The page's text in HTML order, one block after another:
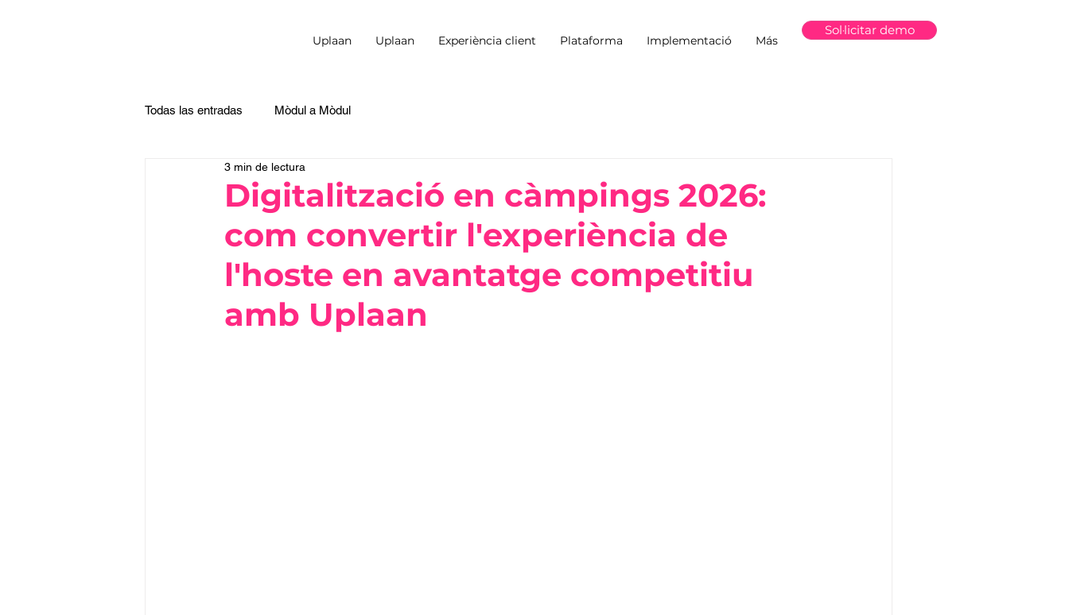
Uplaan Uplaan Experiència client Plataforma Implementació Más
Sol·licitar demo
Todas las entradas Mòdul a Mòdul
Digitalització en càmpings 2026:
com convertir l'experiència de
l'hoste en avantatge competitiu
amb Uplaan
3 min de lectura